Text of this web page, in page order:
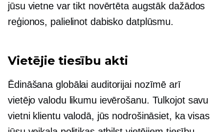
jūsu vietne var tikt novērtēta augstāk dažādos
reģionos, palielinot dabisko datplūsmu.
Vietējie tiesību akti
Ēdināšana globālai auditorijai nozīmē arī
vietējo valodu likumu ievērošanu. Tulkojot savu
vietni klientu valodā, jūs nodrošināsiet, ka visas